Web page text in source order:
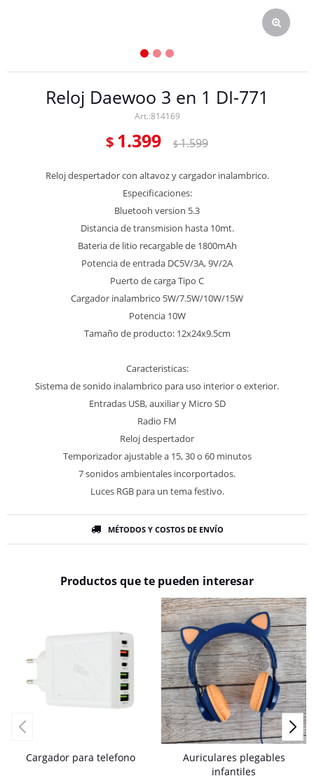
Reloj Daewoo 3 en 1 DI-771
814169
$ 1.399 $1.599
Reloj despertador con altavoz y cargador inalambrico.
Especificaciones:
Bluetooh version 5.3
Distancia de transmision hasta 10mt.
Bateria de litio recargable de 1800mAh
Potencia de entrada DC5V/3A, 9V/2A
Puerto de carga Tipo C
Cargador inalambrico 5W/7.5W/10W/15W
Potencia 10W
Tamaño de producto: 12x24x9.5cm
Caracteristicas:
Sistema de sonido inalambrico para uso interior o exterior.
Entradas USB, auxiliar y Micro SD
Radio FM
Reloj despertador
Temporizador ajustable a 15, 30 o 60 minutos
7 sonidos ambientales incorportados.
Luces RGB para un tema festivo.
MÉTODOS Y COSTOS DE ENVÍO
Productos que te pueden interesar
Cargador para telefono
Auriculares plegables
infantiles